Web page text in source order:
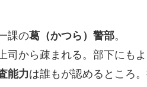
課の葛（かつら）警部
司から疎まれる。部下にも
能力は誰もが認めるところ